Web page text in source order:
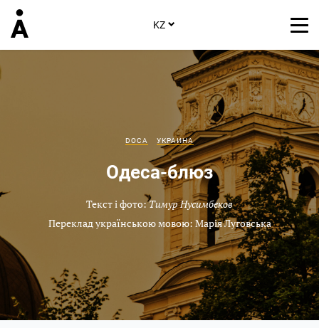
KZ
DOCA УКРАИНА
Одеса-блюз
Текст і фото: Тимур Нусимбеков
Переклад українською мовою: Марія Луговська